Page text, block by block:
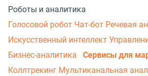
Роботы и аналитика
Голосовой робот Чат-бот Речевая
Искусственный интеллект
Бизнес-аналитика
Сервисы для
Коллтрекинг Мультиканальная